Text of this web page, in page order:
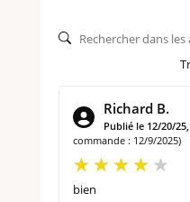
Richard B.
Publié le 12/20/
commande : 12/9/2025)
bien